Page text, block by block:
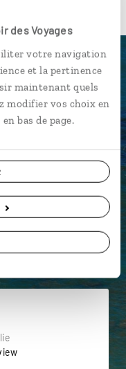
des Voyages
votre navigation
et la pertinence
maintenant quels
modifier vos choix en
bas de page.
?
Place Saint-Marc